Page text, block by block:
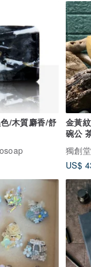
/木質麝香/舒
金黃
碗公
獨創堂
US$